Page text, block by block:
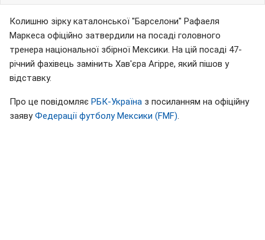
Колишню зірку каталонської "Барселони" Рафаеля
Маркеса офіційно затвердили на посаді головного
тренера національної збірної Мексики. На цій посаді 47-
річний фахівець замінить Хав'єра Агірре, який пішов у
відставку.
Про це повідомляє РБК-Україна з посиланням на офіційну
заявуФедерації футболу Мексики (FMF)